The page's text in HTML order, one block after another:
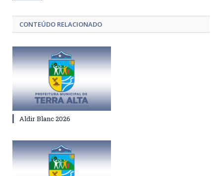
CONTEÚDO RELACIONADO
Aldir Blanc 2026